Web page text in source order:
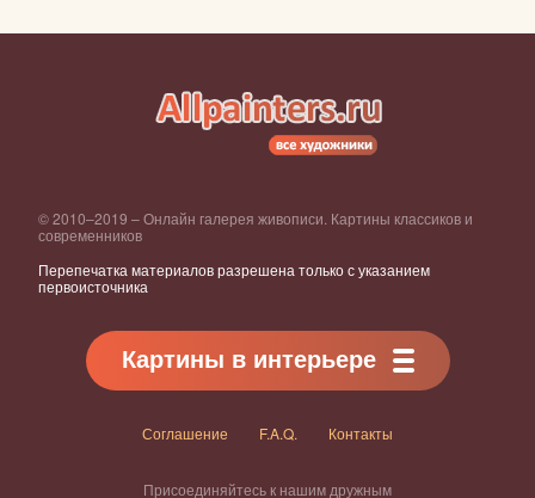
© 2010–2019 – Онлайн галерея живописи. Картины классиков и
современников
Перепечатка материалов разрешена только с указанием
первоисточника
Картины в интерьере
Соглашение F.A.Q. Контакты
Присоединяйтесь к нашим дружным